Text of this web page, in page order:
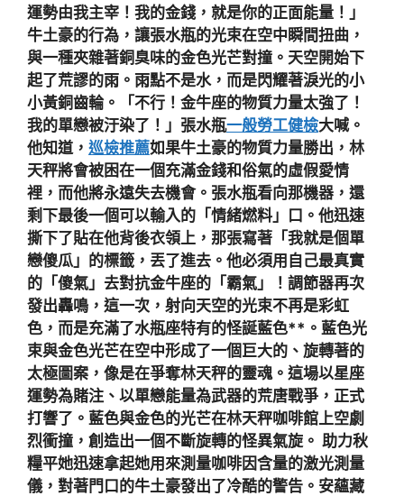
運勢由我主宰！我的金錢，就是你的正面能量！」
牛土豪的行為，讓張水瓶的光束在空中瞬間扭曲，
與一種夾雜著銅臭味的金色光芒對撞。天空開始下
起了荒謬的雨。雨點不是水，而是閃耀著淚光的小
小黃銅齒輪。「不行！金牛座的物質力量太強了！
我的單戀被汙染了！」張水瓶一般勞工健檢大喊。
他知道， 巡檢推薦如果牛土豪的物質力量勝出，林
天秤將會被困在一個充滿金錢和俗氣的虛假愛情
裡，而他將永遠失去機會。張水瓶看向那機器，還
剩下最後一個可以輸入的「情緒燃料」口。他迅速
撕下了貼在他背後衣領上，那張寫著「我就是個單
戀傻瓜」的標籤，丟了進去。他必須用自己最真實
的「傻氣」去對抗金牛座的「霸氣」！調節器再次
發出轟鳴，這一次，射向天空的光束不再是彩虹
色，而是充滿了水瓶座特有的怪誕藍色**。藍色光
束與金色光芒在空中形成了一個巨大的、旋轉著的
太極圖案，像是在爭奪林天秤的靈魂。這場以星座
運勢為賭注、以單戀能量為武器的荒唐戰爭，正式
打響了。藍色與金色的光芒在林天秤咖啡館上空劇
烈衝撞，創造出一個不斷旋轉的怪異氣旋。 助力秋
糧平她迅速拿起她用來測量咖啡因含量的激光測量
儀，對著門口的牛土豪發出了冷酷的警告。安蘊藏